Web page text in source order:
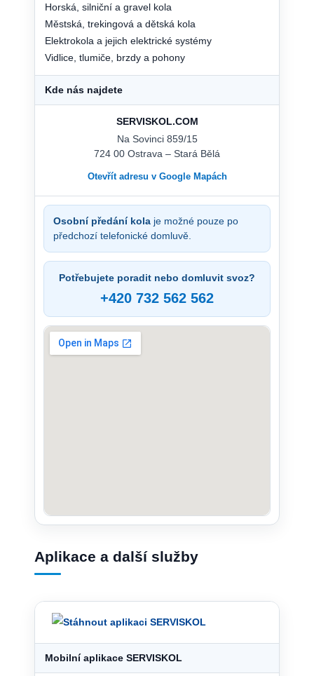
Horská, silniční a gravel kola
Městská, trekingová a dětská kola
Elektrokola a jejich elektrické systémy
Vidlice, tlumiče, brzdy a pohony
Kde nás najdete
SERVISKOL.COM
Na Sovinci 859/15
724 00 Ostrava – Stará Bělá
Otevřít adresu v Google Mapách
Osobní předání kola je možné pouze po
předchozí telefonické domluvě.
Potřebujete poradit nebo domluvit svoz?
+420 732 562 562
Aplikace a další služby
Mobilní aplikace SERVISKOL